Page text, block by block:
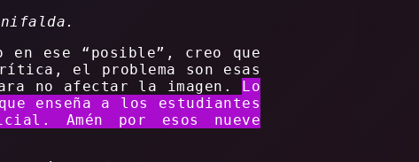
en ese “posible”, creo que
el problema son esas
no afectar la imagen. Lo
enseña a los estudiantes
Amén por esos nueve